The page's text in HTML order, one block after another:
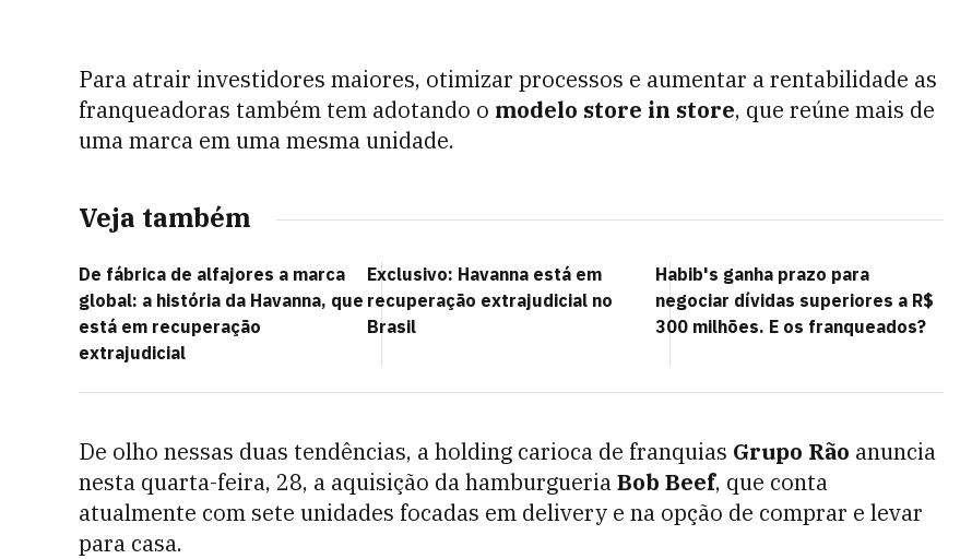
Para atrair investidores maiores, otimizar processos e aumentar a rentabilidade as
franqueadoras também tem adotando o modelo store in store, que reúne mais de
uma marca em uma mesma unidade.
Veja também
De fábrica de alfajores a marca
global: a história da Havanna, que
está em recuperação
extrajudicial
Exclusivo: Havanna está em
recuperação extrajudicial no
Brasil
Habib's ganha prazo para
negociar dívidas superiores a R$
300 milhões. E os franqueados?
De olho nessas duas tendências, a holding carioca de franquias Grupo Rão anuncia
nesta quarta-feira, 28, a aquisição da hamburgueriaBob Beef, que conta
atualmente com sete unidades focadas em delivery e na opção de comprar e levar
para casa.